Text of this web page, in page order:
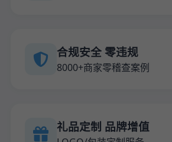
合规安全 零违规
8000+商家零稽查案例
礼品定制 品牌增值